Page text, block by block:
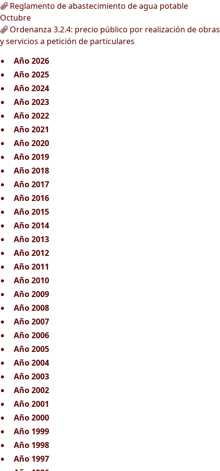
Reglamento de abastecimiento de agua potable
Octubre
Ordenanza 3.2.4: precio público por realización de obras
y servicios a petición de particulares
Año 2026
Año 2025
Año 2024
Año 2023
Año 2022
Año 2021
Año 2020
Año 2019
Año 2018
Año 2017
Año 2016
Año 2015
Año 2014
Año 2013
Año 2012
Año 2011
Año 2010
Año 2009
Año 2008
Año 2007
Año 2006
Año 2005
Año 2004
Año 2003
Año 2002
Año 2001
Año 2000
Año 1999
Año 1998
Año 1997